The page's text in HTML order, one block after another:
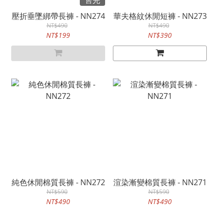
壓折垂墜綁帶長褲 - NN274
NT$490
NT$199
華夫格紋休閒短褲 - NN273
NT$490
NT$390
純色休閒棉質長褲 - NN272
NT$590
NT$490
渲染漸變棉質長褲 - NN271
NT$590
NT$490